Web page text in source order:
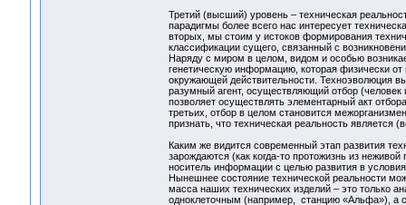
Третий (высший) уровень – техническая
парадигмы более всего нас интересует
вторых, мы стоим у истоков формирования
классификации сущего, связанный с
Наряду с миром в целом, видом и особью
генетическую информацию, которая физически
окружающей действительности. Техноэволюция
разумный агент, осуществляющий отбор
позволяет осуществлять элементарный акт
третьих, отбор в целом становится
признать, что техническая реальность
Каким же видится современный этап развития
зарождаются (как когда-то протожизнь из
носитель информации с целью развития в
Нынешнее состояние технической реальности
масса наших технических изделий – это только
одноклеточным (например, станцию «Альфа»), а